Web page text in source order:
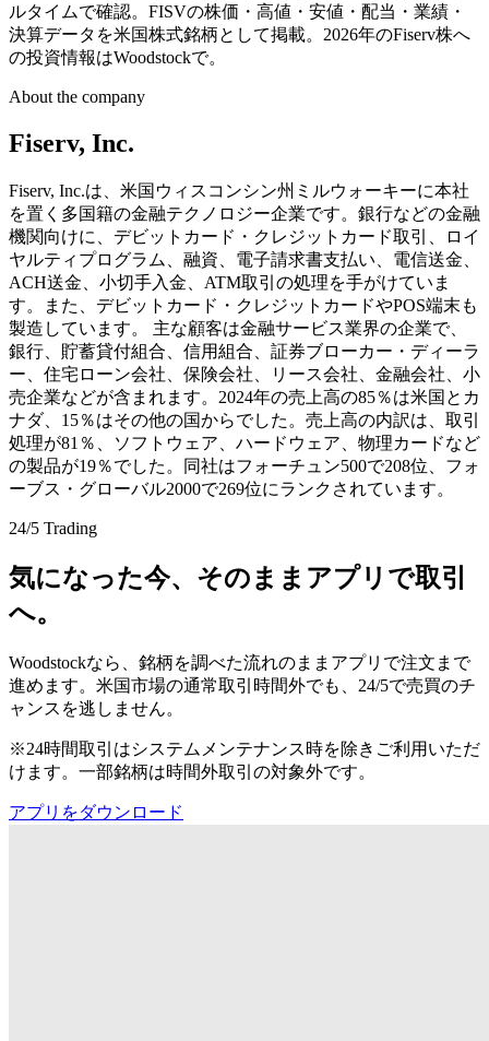
ルタイムで確認。FISVの株価・高値・安値・配当・業績・
決算データを米国株式銘柄として掲載。2026年のFiserv株へ
の投資情報はWoodstockで。
About the company
Fiserv, Inc.
Fiserv, Inc.は、米国ウィスコンシン州ミルウォーキーに本社
を置く多国籍の金融テクノロジー企業です。銀行などの金融
機関向けに、デビットカード・クレジットカード取引、ロイ
ヤルティプログラム、融資、電子請求書支払い、電信送金、
ACH送金、小切手入金、ATM取引の処理を手がけていま
す。また、デビットカード・クレジットカードやPOS端末も
製造しています。 主な顧客は金融サービス業界の企業で、
銀行、貯蓄貸付組合、信用組合、証券ブローカー・ディーラ
ー、住宅ローン会社、保険会社、リース会社、金融会社、小
売企業などが含まれます。2024年の売上高の85％は米国とカ
ナダ、15％はその他の国からでした。売上高の内訳は、取引
処理が81％、ソフトウェア、ハードウェア、物理カードなど
の製品が19％でした。同社はフォーチュン500で208位、フォ
ーブス・グローバル2000で269位にランクされています。
24/5 Trading
気になった今、そのままアプリで取引
へ。
Woodstockなら、銘柄を調べた流れのままアプリで注文まで
進めます。米国市場の通常取引時間外でも、24/5で売買のチ
ャンスを逃しません。
※24時間取引はシステムメンテナンス時を除きご利用いただ
けます。一部銘柄は時間外取引の対象外です。
アプリをダウンロード